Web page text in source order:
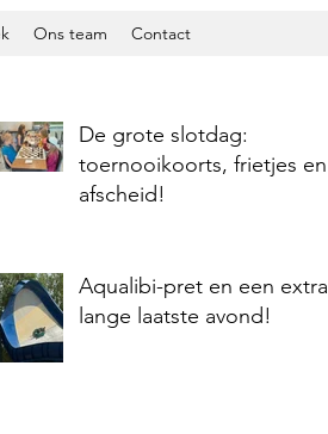
Ons team Contact
De grote slotdag:
toernooikoorts, frietjes en
afscheid!
Aqualibi-pret en een extra
lange laatste avond!